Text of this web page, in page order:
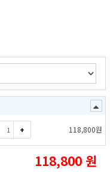
+ 118,800원
118,800원